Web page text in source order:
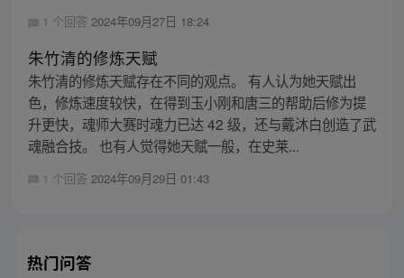
1 个回答 2024年09月27日 18:24
朱竹清的修炼天赋
朱竹清的修炼天赋存在不同的观点。 有人认为她天赋出
色，修炼速度较快，在得到玉小刚和唐三的帮助后修为提
升更快，魂师大赛时魂力已达 42 级，还与戴沐白创造了武
魂融合技。 也有人觉得她天赋一般，在史莱...
1 个回答 2024年09月29日 01:43
热门问答